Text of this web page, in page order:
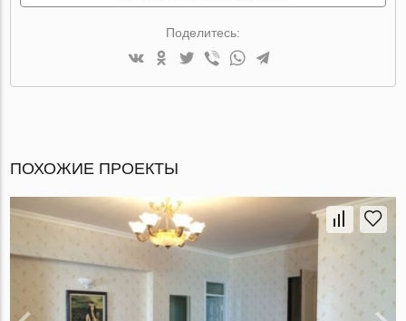
Поделитесь:
ПОХОЖИЕ ПРОЕКТЫ